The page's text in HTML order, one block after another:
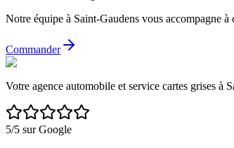
Notre équipe à Saint-Gaudens vous accompagne à
Commander
Votre agence automobile et service cartes grises à
5/5 sur Google